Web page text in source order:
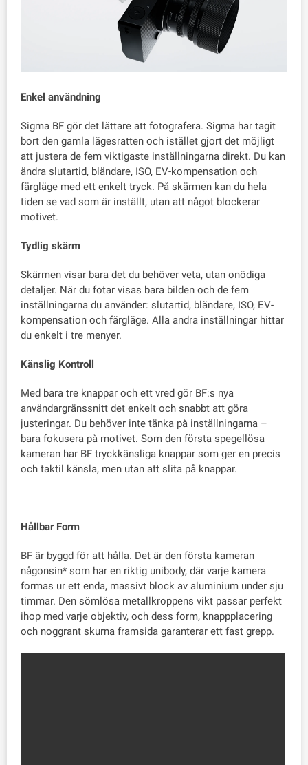
Enkel användning
Sigma BF gör det lättare att fotografera. Sigma har tagit
bort den gamla lägesratten och istället gjort det möjligt
att justera de fem viktigaste inställningarna direkt. Du kan
ändra slutartid, bländare, ISO, EV-kompensation och
färgläge med ett enkelt tryck. På skärmen kan du hela
tiden se vad som är inställt, utan att något blockerar
motivet.
Tydlig skärm
Skärmen visar bara det du behöver veta, utan onödiga
detaljer. När du fotar visas bara bilden och de fem
inställningarna du använder: slutartid, bländare, ISO, EV-
kompensation och färgläge. Alla andra inställningar hittar
du enkelt i tre menyer.
Känslig Kontroll
Med bara tre knappar och ett vred gör BF:s nya
användargränssnitt det enkelt och snabbt att göra
justeringar. Du behöver inte tänka på inställningarna –
bara fokusera på motivet. Som den första spegellösa
kameran har BF tryckkänsliga knappar som ger en precis
och taktil känsla, men utan att slita på knappar.
Hållbar Form
BF är byggd för att hålla. Det är den första kameran
någonsin* som har en riktig unibody, där varje kamera
formas ur ett enda, massivt block av aluminium under sju
timmar. Den sömlösa metallkroppens vikt passar perfekt
ihop med varje objektiv, och dess form, knappplacering
och noggrant skurna framsida garanterar ett fast grepp.